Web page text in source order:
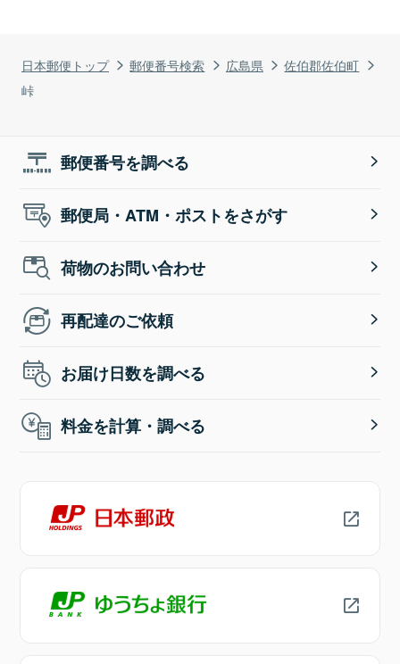
日本郵便トップ 郵便番号検索 広島県
佐伯郡佐伯町
峠
郵便番号を調べる
郵便局・ATM・ポストをさがす
荷物のお問い合わせ
再配達のご依頼
お届け日数を調べる
料金を計算・調べる